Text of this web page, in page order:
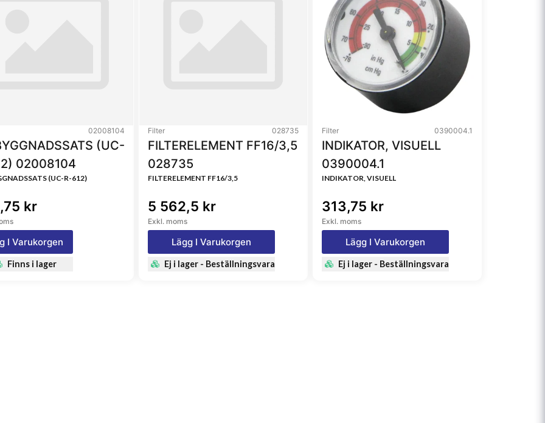
02008104
(UC-
02008104
(UC-R-612)
kr
I Varukorgen
Finns i lager
Filter 028735
FILTERELEMENT FF16/3,5
028735
FILTERELEMENT FF16/3,5
5 562,5 kr
Exkl. moms
Lägg I Varukorgen
Ej i lager - Beställningsvara
Filter 0390004.1
INDIKATOR, VISUELL
0390004.1
INDIKATOR, VISUELL
313,75 kr
Exkl. moms
Lägg I Varukorgen
Ej i lager - Beställningsvara